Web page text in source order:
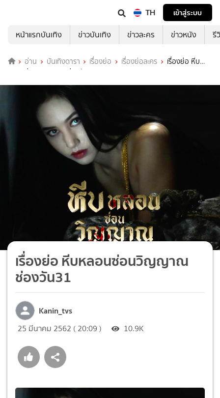
TH
เข้าสู่ระบบ
หน้าแรกบันเทิง
ข่าวบันเทิง ข่าวละคร ข่าวหนัง รี
อ่าน บันเทิงดารา เรื่องย่อ เรื่องย่อละคร
เรื่องย่อ หีบ
หลอนซ่อนวิญญาณ ช่องวัน31
เรื่องย่อ หีบหลอนซ่อนวิญญาณ
ช่องวัน31
Kanin_tvs
25 มีนาคม 2562 ( 20:09 ) 10.9K